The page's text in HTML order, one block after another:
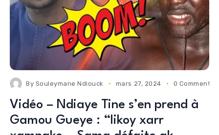
By Souleymane Ndiouck mars 27, 2024 0 Comments
Vidéo – Ndiaye Tine s’en prend à
Gamou Gueye : “likoy xarr